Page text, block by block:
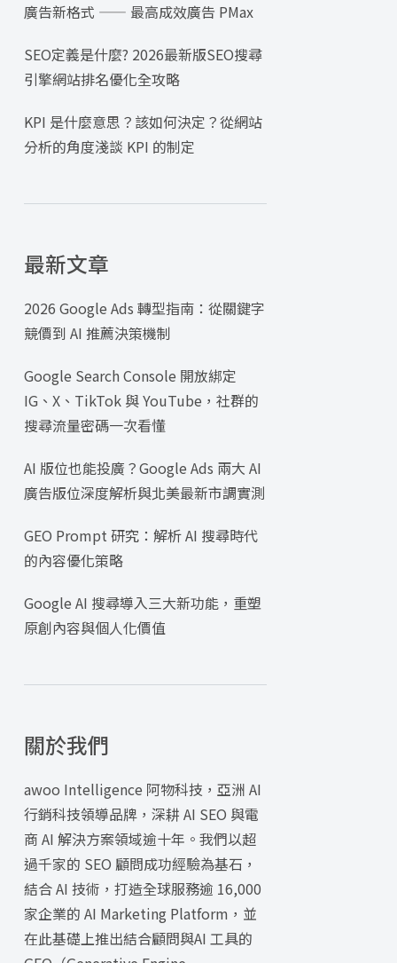
廣告新格式 —— 最高成效廣告 PMax
SEO定義是什麼? 2026最新版SEO搜尋
引擎網站排名優化全攻略
KPI 是什麼意思？該如何決定？從網站
分析的角度淺談 KPI 的制定
最新文章
2026 Google Ads 轉型指南：從關鍵字
競價到 AI 推薦決策機制
Google Search Console 開放綁定
IG、X、TikTok 與 YouTube，社群的
搜尋流量密碼一次看懂
AI 版位也能投廣？Google Ads 兩大 AI
廣告版位深度解析與北美最新市調實測
GEO Prompt 研究：解析 AI 搜尋時代
的內容優化策略
Google AI 搜尋導入三大新功能，重塑
原創內容與個人化價值
關於我們
awoo Intelligence 阿物科技，亞洲 AI
行銷科技領導品牌，深耕 AI SEO 與電
商 AI 解決方案領域逾十年。我們以超
過千家的 SEO 顧問成功經驗為基石，
結合 AI 技術，打造全球服務逾 16,000
家企業的 AI Marketing Platform，並
在此基礎上推出結合顧問與AI 工具的